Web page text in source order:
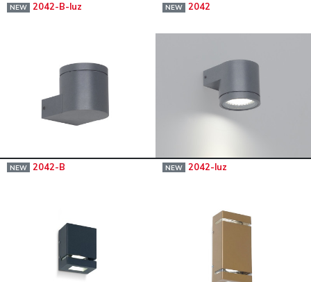
NEW 2042-B-luz NEW 2042
NEW 2042-B NEW 2042-luz